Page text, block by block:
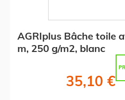
AGRIplus Bâche toile
m, 250 g/m2, blanc
35,10 €